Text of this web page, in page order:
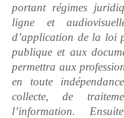
portant régimes
ligne et
d’application de la loi
publique et aux
permettra aux
en toute
collecte, de
l’information.